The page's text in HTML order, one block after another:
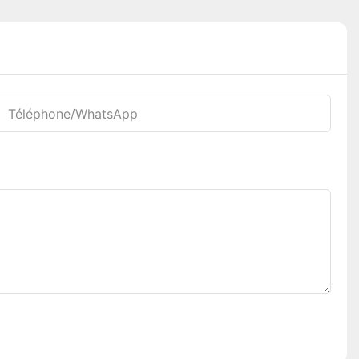
Téléphone/WhatsApp